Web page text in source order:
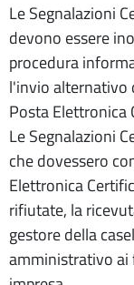
Le Segnalazioni
devono essere
procedura
l'invio alternativo
Posta Elettronica
Le Segnalazioni
che dovessero
Elettronica
rifiutate, la
gestore della
amministrativo